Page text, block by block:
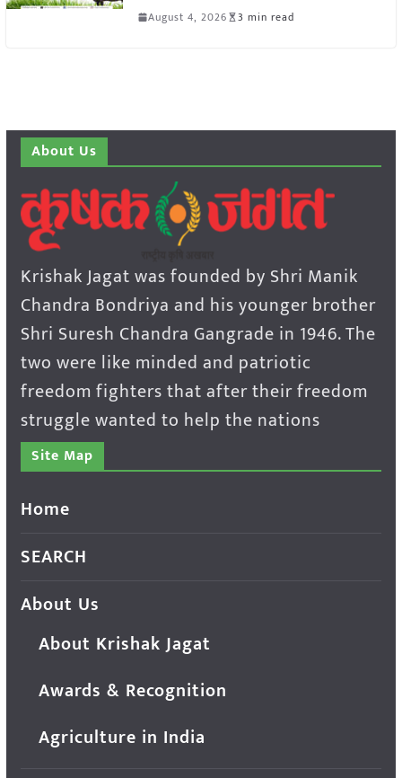
August 4, 2026 3 min read
About Us
Krishak Jagat was founded by Shri Manik
Chandra Bondriya and his younger brother
Shri Suresh Chandra Gangrade in 1946. The
two were like minded and patriotic
freedom fighters that after their freedom
struggle wanted to help the nations
Site Map
Home
SEARCH
About Us
About Krishak Jagat
Awards & Recognition
Agriculture in India